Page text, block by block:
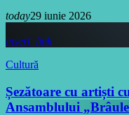
today29 iunie 2026
insert_link
Cultură
Șezătoare cu artiști
Ansamblului